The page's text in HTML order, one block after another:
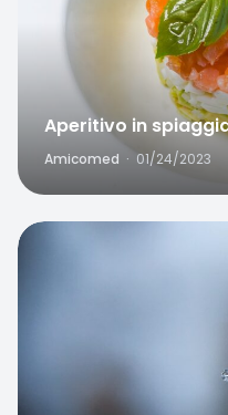
Aperitivo in
Amicomed · 01/24/2023